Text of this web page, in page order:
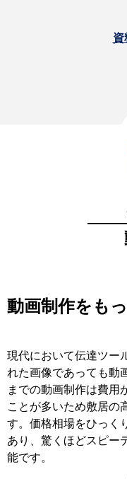
資
動画制作をも
現代において伝達ツー
れた画像であっても動
までの動画制作は費用
ことが多いため敷居の
す。価格相場をひっく
あり、驚くほどスピー
能です。